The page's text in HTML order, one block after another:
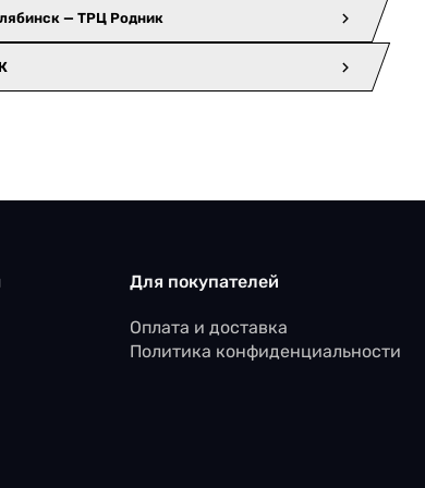
— ТРЦ Родник
Для покупателей
Оплата и доставка
Политика конфиденциальности